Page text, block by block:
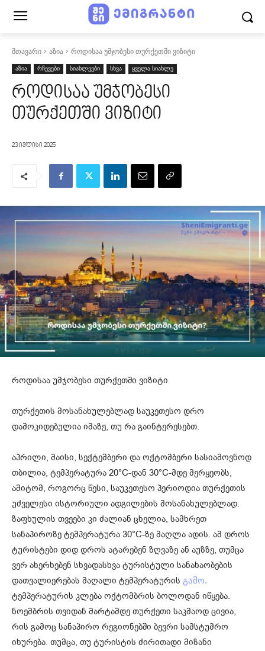
მთავარი აზია როდისაა უმჯობესი თურქეთში ვიზიტი
აზია რჩევები სიახლეები სხვა ყველა სიახლე
როდისაა უმჯობესი
თურქეთში ვიზიტი
23 ივლისი 2025
როდისაა უმჯობესი თურქეთში ვიზიტი
თურქეთის მოსანახულებლად საუკეთესო დრო
დამოკიდებულია იმაზე, თუ რა გაინტერესებთ.
აპრილი, მაისი, სექტემბერი და ოქტომბერი სასიამოვნოდ
თბილია, ტემპერატურა 20°C-დან 30°C-მდე მერყეობს,
ამიტომ, როგორც წესი, საუკეთესო პერიოდია თურქეთის
უძველესი ისტორიული ადგილების მოსანახულებლად.
ზაფხულის თვეები კი ძალიან ცხელია, სამხრეთ
სანაპიროზე ტემპერატურა 30°C-ზე მაღლა ადის. ამ დროს
ტურისტები დიდ დროს ატარებენ ზღვაზე ან აუზზე, თუმცა
ვერ ახერხებენ სხვადასხვა ტურისტული სანახაობების
დათვალიერებას მაღალი ტემპერატურის გამო.
ტემპერატურის კლება ოქტომბრის ბოლოდან იწყება.
ნოემბრის თვიდან მარტამდე თურქეთი საკმაოდ ცივია,
რის გამოც სანაპირო რეგიონებში ბევრი სამსტუმრო
იხურება. თუმცა, თუ ტურისტის ძირითადი მიზანი